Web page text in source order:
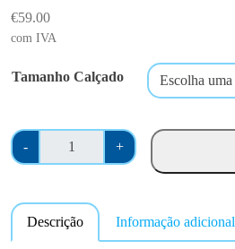
€59.00
com IVA
Tamanho Calçado
-
Q
u
n
i
+
Descrição Informação adicional